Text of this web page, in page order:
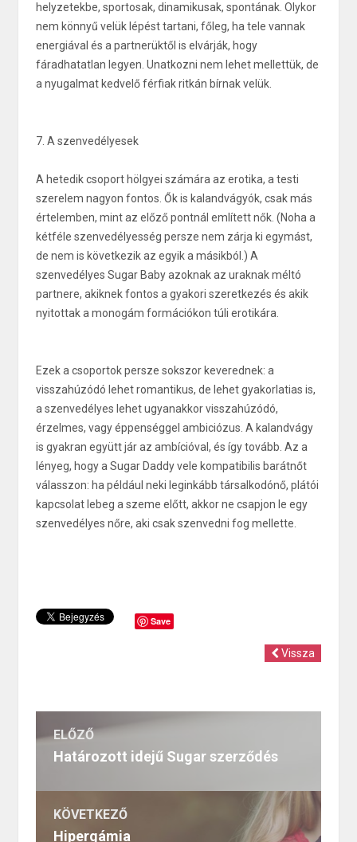
helyzetekbe, sportosak, dinamikusak, spontának. Olykor
nem könnyű velük lépést tartani, főleg, ha tele vannak
energiával és a partnerüktől is elvárják, hogy
fáradhatatlan legyen. Unatkozni nem lehet mellettük, de
a nyugalmat kedvelő férfiak ritkán bírnak velük.
7. A szenvedélyesek
A hetedik csoport hölgyei számára az erotika, a testi
szerelem nagyon fontos. Ők is kalandvágyók, csak más
értelemben, mint az előző pontnál említett nők. (Noha a
kétféle szenvedélyesség persze nem zárja ki egymást,
de nem is következik az egyik a másikból.) A
szenvedélyes Sugar Baby azoknak az uraknak méltó
partnere, akiknek fontos a gyakori szeretkezés és akik
nyitottak a monogám formációkon túli erotikára.
Ezek a csoportok persze sokszor keverednek: a
visszahúzódó lehet romantikus, de lehet gyakorlatias is,
a szenvedélyes lehet ugyanakkor visszahúzódó,
érzelmes, vagy éppenséggel ambiciózus. A kalandvágy
is gyakran együtt jár az ambícióval, és így tovább. Az a
lényeg, hogy a Sugar Daddy vele kompatibilis barátnőt
válasszon: ha például neki leginkább társalkodónő, plátói
kapcsolat lebeg a szeme előtt, akkor ne csapjon le egy
szenvedélyes nőre, aki csak szenvedni fog mellette.
Save
Vissza
ELŐZŐ
Határozott idejű Sugar szerződés
KÖVETKEZŐ
Hipergámia